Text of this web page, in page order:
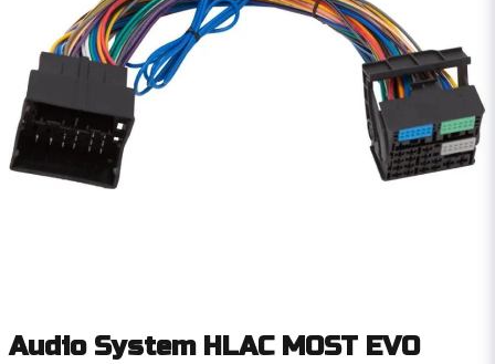
Audio System HLAC MOST EVO